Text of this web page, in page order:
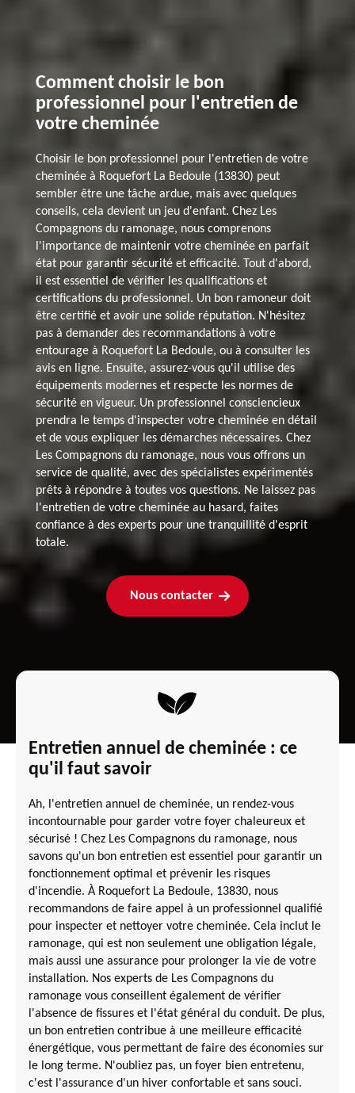
Comment choisir le bon
professionnel pour l'entretien de
votre cheminée
Choisir le bon professionnel pour l'entretien de votre
cheminée à Roquefort La Bedoule (13830) peut
sembler être une tâche ardue, mais avec quelques
conseils, cela devient un jeu d'enfant. Chez Les
Compagnons du ramonage, nous comprenons
l'importance de maintenir votre cheminée en parfait
état pour garantir sécurité et efficacité. Tout d'abord,
il est essentiel de vérifier les qualifications et
certifications du professionnel. Un bon ramoneur doit
être certifié et avoir une solide réputation. N'hésitez
pas à demander des recommandations à votre
entourage à Roquefort La Bedoule, ou à consulter les
avis en ligne. Ensuite, assurez-vous qu'il utilise des
équipements modernes et respecte les normes de
sécurité en vigueur. Un professionnel consciencieux
prendra le temps d'inspecter votre cheminée en détail
et de vous expliquer les démarches nécessaires. Chez
Les Compagnons du ramonage, nous vous offrons un
service de qualité, avec des spécialistes expérimentés
prêts à répondre à toutes vos questions. Ne laissez pas
l'entretien de votre cheminée au hasard, faites
confiance à des experts pour une tranquillité d'esprit
totale.
Nous contacter
Entretien annuel de cheminée : ce
qu'il faut savoir
Ah, l'entretien annuel de cheminée, un rendez-vous
incontournable pour garder votre foyer chaleureux et
sécurisé ! Chez Les Compagnons du ramonage, nous
savons qu'un bon entretien est essentiel pour garantir un
fonctionnement optimal et prévenir les risques
d'incendie. À Roquefort La Bedoule, 13830, nous
recommandons de faire appel à un professionnel qualifié
pour inspecter et nettoyer votre cheminée. Cela inclut le
ramonage, qui est non seulement une obligation légale,
mais aussi une assurance pour prolonger la vie de votre
installation. Nos experts de Les Compagnons du
ramonage vous conseillent également de vérifier
l'absence de fissures et l'état général du conduit. De plus,
un bon entretien contribue à une meilleure efficacité
énergétique, vous permettant de faire des économies sur
le long terme. N'oubliez pas, un foyer bien entretenu,
c'est l'assurance d'un hiver confortable et sans souci.